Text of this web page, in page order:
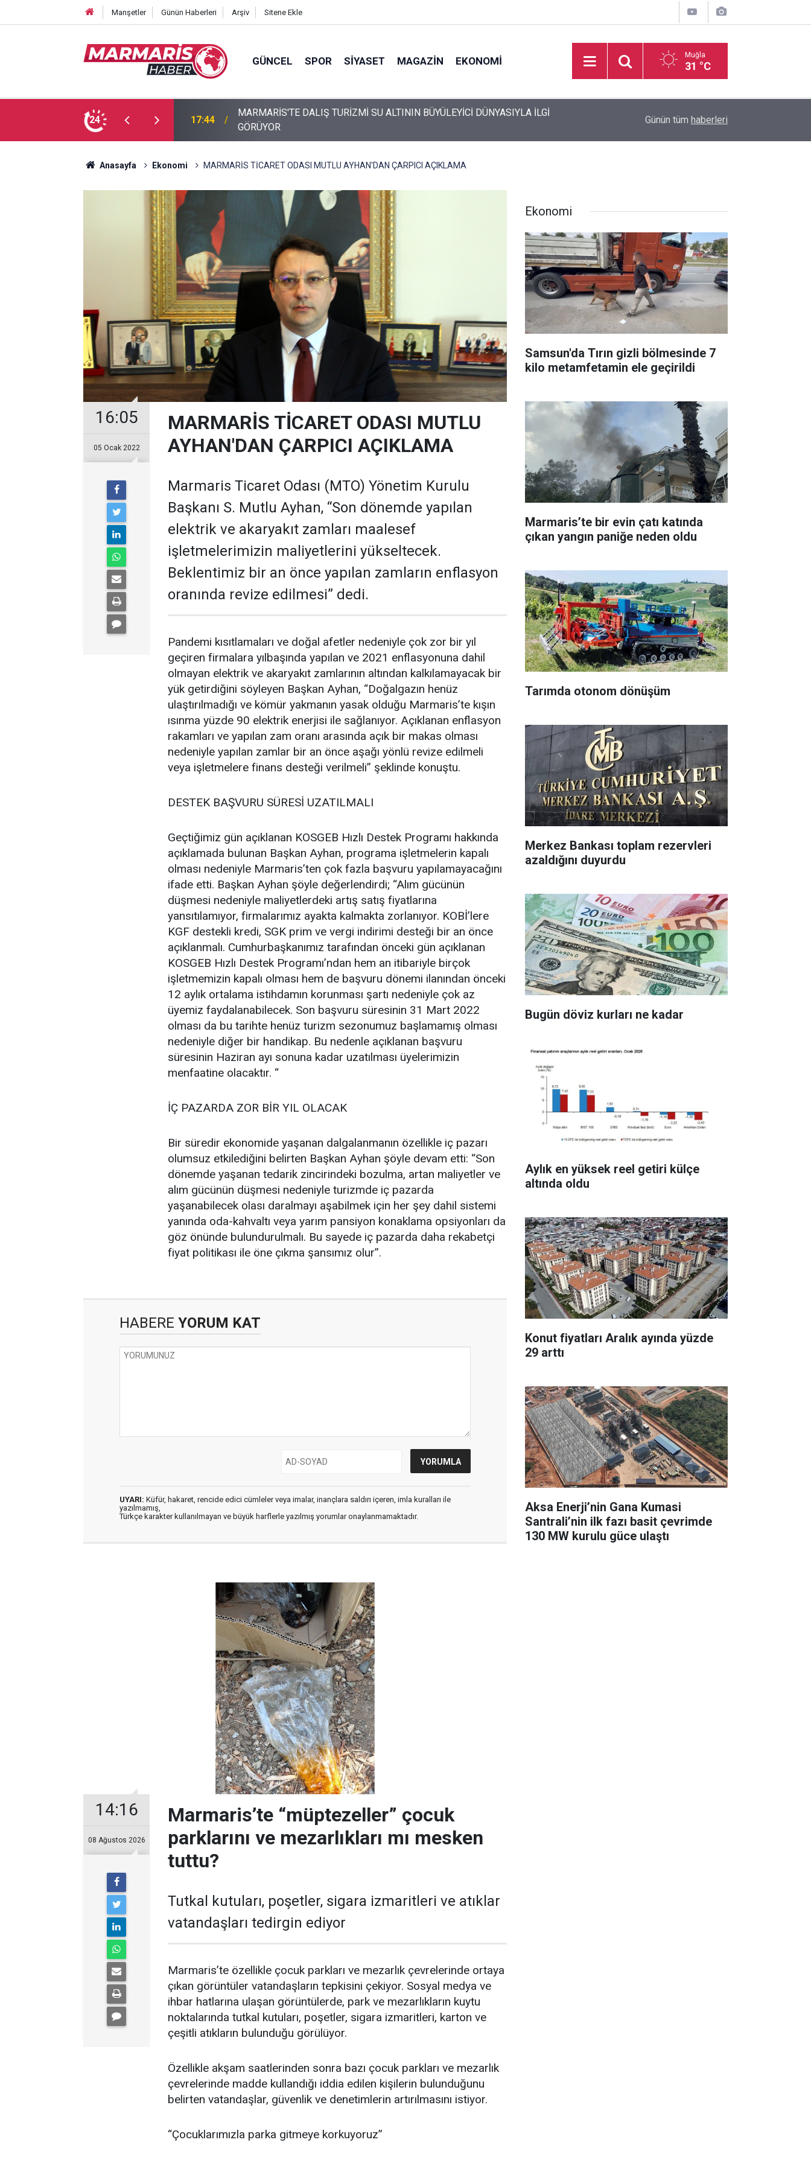
Manşetler Günün Haberleri Arşiv Sitene Ekle
GÜNCEL SPOR SIYASET MAGAZIN EKONOMI Muğla
31 °C
24
ALTININ BÜYÜLEYİCİ DÜNYASIYLA İLGİ
17:40 Akyaka’da engelli vatandaş plaja girebilmek için emeklemek zorunda kaldı Marmaris İlçe Sahası yenileniyor
Günün tüm haberleri
Anasayfa Ekonomi MARMARİS TİCARET ODASI MUTLU AYHAN'DAN ÇARPICI AÇIKLAMA
16:05
05 Ocak 2022
MARMARİS TİCARET ODASI MUTLU
AYHAN'DAN ÇARPICI AÇIKLAMA
Marmaris Ticaret Odası (MTO) Yönetim Kurulu
Başkanı S. Mutlu Ayhan, “Son dönemde yapılan
elektrik ve akaryakıt zamları maalesef
işletmelerimizin maliyetlerini yükseltecek.
Beklentimiz bir an önce yapılan zamların enflasyon
oranında revize edilmesi” dedi.
Pandemi kısıtlamaları ve doğal afetler nedeniyle çok zor bir yıl
geçiren firmalara yılbaşında yapılan ve 2021 enflasyonuna dahil
olmayan elektrik ve akaryakıt zamlarının altından kalkılamayacak bir
yük getirdiğini söyleyen Başkan Ayhan, “Doğalgazın henüz
ulaştırılmadığı ve kömür yakmanın yasak olduğu Marmaris’te kışın
ısınma yüzde 90 elektrik enerjisi ile sağlanıyor. Açıklanan enflasyon
rakamları ve yapılan zam oranı arasında açık bir makas olması
nedeniyle yapılan zamlar bir an önce aşağı yönlü revize edilmeli
veya işletmelere finans desteği verilmeli” şeklinde konuştu.
DESTEK BAŞVURU SÜRESİ UZATILMALI
Geçtiğimiz gün açıklanan KOSGEB Hızlı Destek Programı hakkında
açıklamada bulunan Başkan Ayhan, programa işletmelerin kapalı
olması nedeniyle Marmaris’ten çok fazla başvuru yapılamayacağını
ifade etti. Başkan Ayhan şöyle değerlendirdi; “Alım gücünün
düşmesi nedeniyle maliyetlerdeki artış satış fiyatlarına
yansıtılamıyor, firmalarımız ayakta kalmakta zorlanıyor. KOBİ’lere
KGF destekli kredi, SGK prim ve vergi indirimi desteği bir an önce
açıklanmalı. Cumhurbaşkanımız tarafından önceki gün açıklanan
KOSGEB Hızlı Destek Programı’ndan hem an itibariyle birçok
işletmemizin kapalı olması hem de başvuru dönemi ilanından önceki
12 aylık ortalama istihdamın korunması şartı nedeniyle çok az
üyemiz faydalanabilecek. Son başvuru süresinin 31 Mart 2022
olması da bu tarihte henüz turizm sezonumuz başlamamış olması
nedeniyle diğer bir handikap. Bu nedenle açıklanan başvuru
süresinin Haziran ayı sonuna kadar uzatılması üyelerimizin
menfaatine olacaktır. “
İÇ PAZARDA ZOR BİR YIL OLACAK
Bir süredir ekonomide yaşanan dalgalanmanın özellikle iç pazarı
olumsuz etkilediğini belirten Başkan Ayhan şöyle devam etti: “Son
dönemde yaşanan tedarik zincirindeki bozulma, artan maliyetler ve
alım gücünün düşmesi nedeniyle turizmde iç pazarda
yaşanabilecek olası daralmayı aşabilmek için her şey dahil sistemi
yanında oda-kahvaltı veya yarım pansiyon konaklama opsiyonları da
göz önünde bulundurulmalı. Bu sayede iç pazarda daha rekabetçi
fiyat politikası ile öne çıkma şansımız olur”.
HABERE YORUM KAT
UYARI: Küfür, hakaret, rencide edici cümleler veya imalar, inançlara saldırı içeren, imla kuralları ile
yazılmamış,
Türkçe karakter kullanılmayan ve büyük harflerle yazılmış yorumlar onaylanmamaktadır.
14:16
08 Ağustos 2026
Marmaris’te “müptezeller” çocuk
parklarını ve mezarlıkları mı mesken
tuttu?
Tutkal kutuları, poşetler, sigara izmaritleri ve atıklar
vatandaşları tedirgin ediyor
Marmaris’te özellikle çocuk parkları ve mezarlık çevrelerinde ortaya
çıkan görüntüler vatandaşların tepkisini çekiyor. Sosyal medya ve
ihbar hatlarına ulaşan görüntülerde, park ve mezarlıkların kuytu
noktalarında tutkal kutuları, poşetler, sigara izmaritleri, karton ve
çeşitli atıkların bulunduğu görülüyor.
Özellikle akşam saatlerinden sonra bazı çocuk parkları ve mezarlık
çevrelerinde madde kullandığı iddia edilen kişilerin bulunduğunu
belirten vatandaşlar, güvenlik ve denetimlerin artırılmasını istiyor.
“Çocuklarımızla parka gitmeye korkuyoruz”
Ekonomi
Samsun'da Tırın gizli bölmesinde 7
kilo metamfetamin ele geçirildi
Marmaris’te bir evin çatı katında
çıkan yangın paniğe neden oldu
Tarımda otonom dönüşüm
Merkez Bankası toplam rezervleri
azaldığını duyurdu
Bugün döviz kurları ne kadar
Aylık en yüksek reel getiri külçe
altında oldu
Konut fiyatları Aralık ayında yüzde
29 arttı
Aksa Enerji’nin Gana Kumasi
Santrali’nin ilk fazı basit çevrimde
130 MW kurulu güce ulaştı